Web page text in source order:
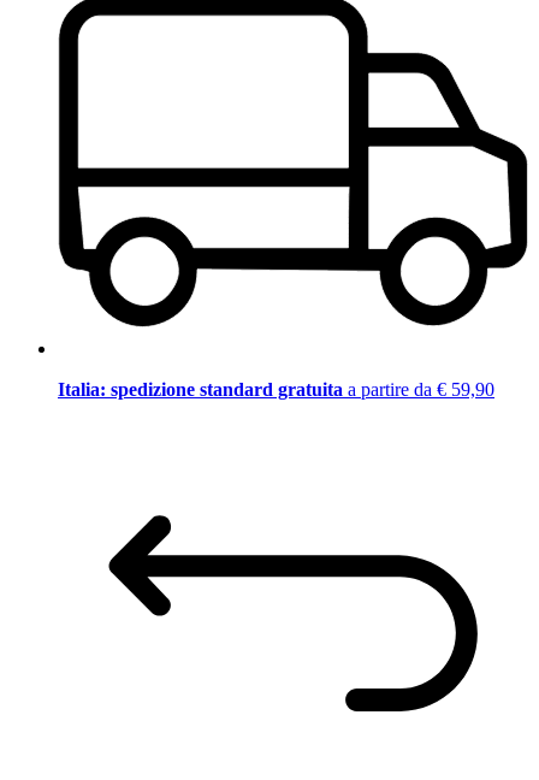
Italia: spedizione standard gratuita a partire da € 59,90